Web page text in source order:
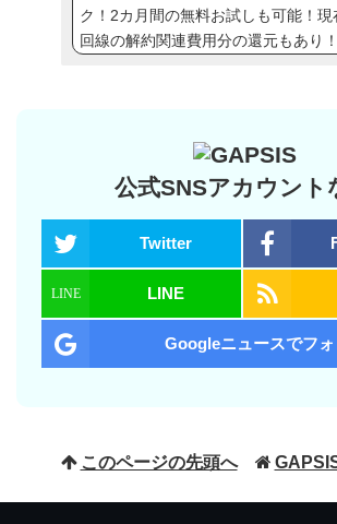
ク！2カ月間の無料お試しも可能！
回線の解約関連費用分の還元もあり！
公式SNSアカウント
Twitter
LINE
Googleニュースでフ
このページの先頭へ